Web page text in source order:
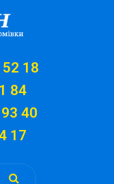
18
84
40
17